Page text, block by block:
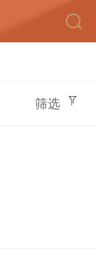
筛选